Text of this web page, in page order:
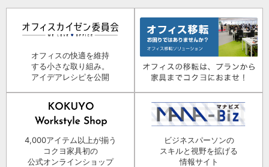
オフィスの快適を維持
する小さな取り組み。
アイデアレシピを公開
4,000アイテム以上が揃う
コクヨ家具初の
公式オンラインショップ
ビジネスパーソンの
スキルと視野を拡げる
情報サイト